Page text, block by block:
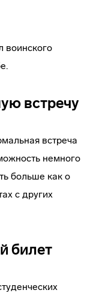
воинского
встречу
встреча
немного
больше как о
с других
билет